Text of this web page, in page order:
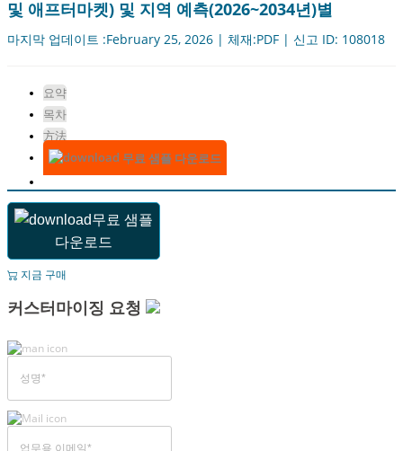
및 애프터마켓) 및 지역 예측(2026~2034년)별
마지막 업데이트 :February 25, 2026 | 체재:PDF | 신고 ID: 108018
요약
목차
方法
무료 샘플 다운로드
무료 샘플
다운로드
지금 구매
커스터마이징 요청